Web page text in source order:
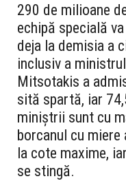
290 de milioane
echipă specială
deja la demisia a
inclusiv a
Mitsotakis a
sită spartă, iar
miniștrii sunt cu
borcanul cu
la cote maxime,
se stingă.